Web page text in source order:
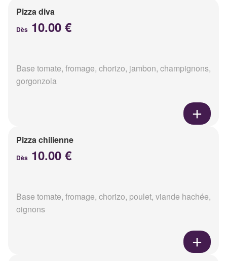
Pizza diva
Dès 10.00 €
Base tomate, fromage, chorizo, jambon, champignons,
gorgonzola
Pizza chilienne
Dès 10.00 €
Base tomate, fromage, chorizo, poulet, viande hachée,
oignons